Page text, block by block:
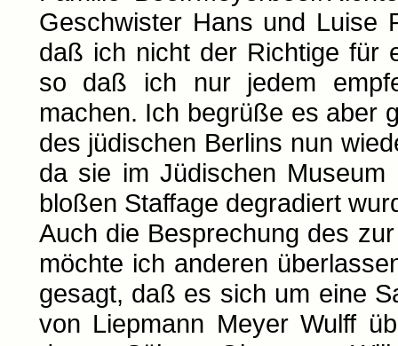
Geschwister Hans und Luise
daß ich nicht der Richtige für
so daß ich nur jedem
machen. Ich begrüße es aber
des jüdischen Berlins nun
da sie im Jüdischen
bloßen Staffage degradiert
Auch die Besprechung des
möchte ich anderen
gesagt, daß es sich um eine
von Liepmann Meyer Wulff